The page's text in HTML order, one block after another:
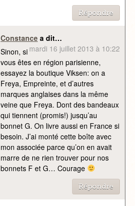
Répondre
Constancea dit…
mardi 16 juillet 2013 à 10:22
Sinon, si
vous êtes en région parisienne,
essayez la boutique Viksen: on a
Freya, Empreinte, et d’autres
marques anglaises dans la même
veine que Freya. Dont des bandeaux
qui tiennent (promis!) jusqu’au
bonnet G. On livre aussi en France si
besoin. J’ai monté cette boîte avec
mon associée parce qu’on en avait
marre de ne rien trouver pour nos
bonnets F et G… Courage
Répondre